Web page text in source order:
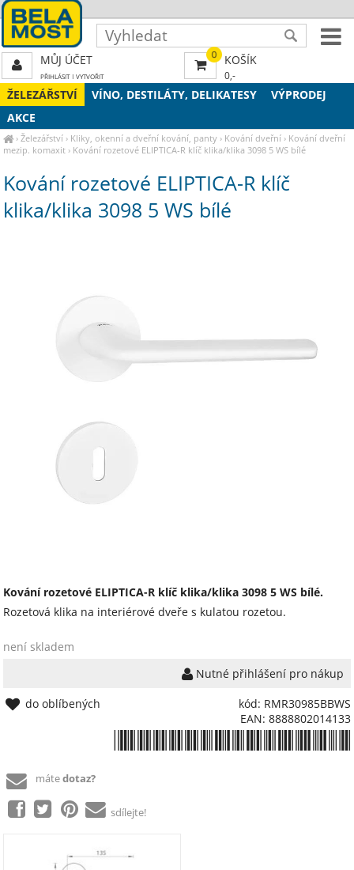
ŽELEZÁŘSTVÍ VÍNO, DESTILÁTY, DELIKATESY
VÝPRODEJ
AKCE
›Železářství › Kliky, okenní a dveřní kování, panty › Kování dveřní › Kování dveřní
mezip. komaxit › Kování rozetové ELIPTICA-R klíč klika/klika 3098 5 WS bílé
Kování rozetové ELIPTICA-R klíč
klika/klika 3098 5 WS bílé
Kování rozetové ELIPTICA-R klíč klika/klika 3098 5 WS bílé.
Rozetová klika na interiérové ​​dveře s kulatou rozetou.
není skladem
Nutné přihlášení pro nákup
kód: RMR30985BBWS
EAN: 8888802014133
do oblíbených
mátedotaz?
sdílejte!
0 KOŠÍK
0,-
MŮJ ÚČET
PŘIHLÁSIT| VYTVOŘIT